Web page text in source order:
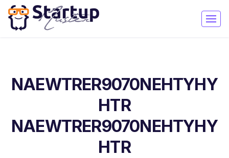
NAEWTRER9070NEHTYHY
HTR
NAEWTRER9070NEHTYHY
HTR